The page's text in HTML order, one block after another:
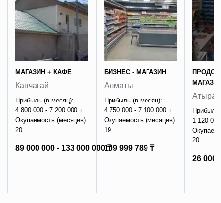
МАГАЗИН + КАФЕ
Капчагай
Прибыль (в месяц):
4 800 000 - 7 200 000 ₸
Окупаемость (месяцев):
20
89 000 000 - 133 000 000 ₸
БИЗНЕС - МАГАЗИН
Алматы
Прибыль (в месяц):
4 750 000 - 7 100 000 ₸
Окупаемость (месяцев):
19
109 999 789 ₸
Атырау
Прибыль
1 120
20
26 000